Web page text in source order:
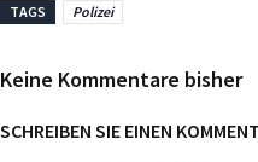
TAGS Polizei
Keine Kommentare bisher
SCHREIBEN SIE EINEN